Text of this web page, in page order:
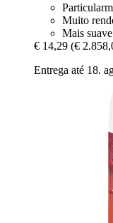
Muito
Mais
€ 14,29 (€
Entrega até 18.